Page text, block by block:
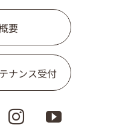
要
ナンス受付